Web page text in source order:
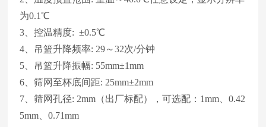
为0.1℃
3、控温精度: ±0.5℃
4、吊篮升降频率: 29～32次/分钟
5、吊篮升降振幅: 55mm±1mm
6、筛网至杯底间距: 25mm±2mm
7、筛网孔径: 2mm（出厂标配），可选配：1mm、0.42
5mm、0.71mm